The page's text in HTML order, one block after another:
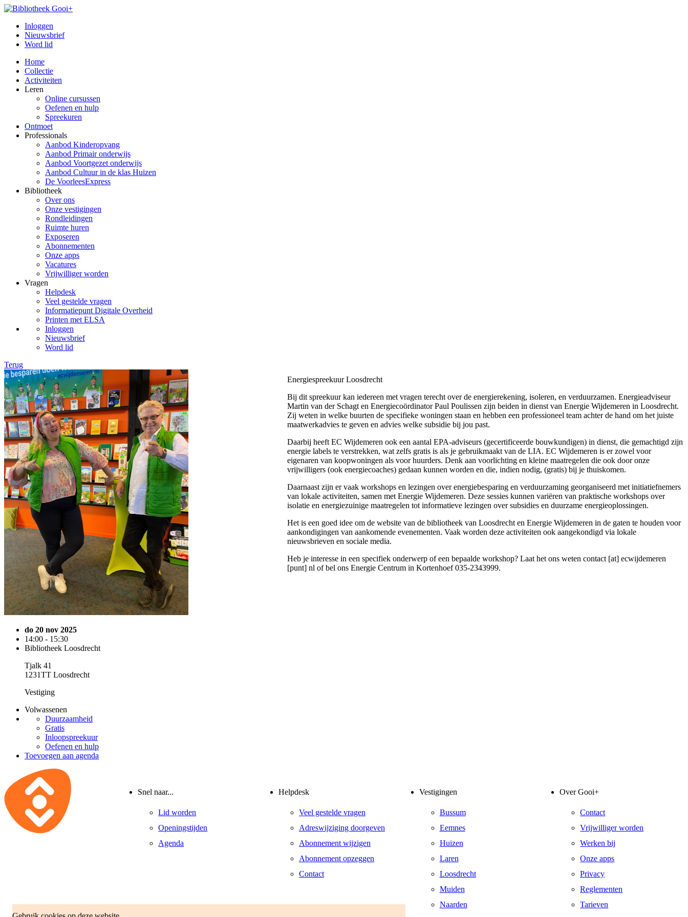
Inloggen
Nieuwsbrief
Word lid
Home
Collectie
Activiteiten
Leren
Online cursussen
Oefenen en hulp
Spreekuren
Ontmoet
Professionals
Aanbod Kinderopvang
Aanbod Primair onderwijs
Aanbod Voortgezet onderwijs
Aanbod Cultuur in de klas Huizen
De VoorleesExpress
Bibliotheek
Over ons
Onze vestigingen
Rondleidingen
Ruimte huren
Exposeren
Abonnementen
Onze apps
Vacatures
Vrijwilliger worden
Vragen
Helpdesk
Veel gestelde vragen
Informatiepunt Digitale Overheid
Printen met ELSA
Inloggen
Nieuwsbrief
Word lid
Terug
do 20 nov 2025
14:00 - 15:30
Bibliotheek Loosdrecht
Tjalk 41
1231TT Loosdrecht
Vestiging
Volwassenen
Duurzaamheid
Gratis
Inloopspreekuur
Oefenen en hulp
Toevoegen aan agenda
Energiespreekuur Loosdrecht
Bij dit spreekuur kan iedereen met vragen terecht over de energierekening, isoleren, en verduurzamen. Energieadviseur
Martin van der Schagt en Energiecoördinator Paul Poulissen zijn beiden in dienst van Energie Wijdemeren in Loosdrecht.
Zij weten in welke buurten de specifieke woningen staan en hebben een professioneel team achter de hand om het juiste
maatwerkadvies te geven en advies welke subsidie bij jou past.
Daarbij heeft EC Wijdemeren ook een aantal EPA-adviseurs (gecertificeerde bouwkundigen) in dienst, die gemachtigd zijn
energie labels te verstrekken, wat zelfs gratis is als je gebruikmaakt van de LIA. EC Wijdemeren is er zowel voor
eigenaren van koopwoningen als voor huurders. Denk aan voorlichting en kleine maatregelen die ook door onze
vrijwilligers (ook energiecoaches) gedaan kunnen worden en die, indien nodig, (gratis) bij je thuiskomen.
Daarnaast zijn er vaak workshops en lezingen over energiebesparing en verduurzaming georganiseerd met initiatiefnemers
van lokale activiteiten, samen met Energie Wijdemeren. Deze sessies kunnen variëren van praktische workshops over
isolatie en energiezuinige maatregelen tot informatieve lezingen over subsidies en duurzame energieoplossingen.
Het is een goed idee om de website van de bibliotheek van Loosdrecht en Energie Wijdemeren in de gaten te houden voor
aankondigingen van aankomende evenementen. Vaak worden deze activiteiten ook aangekondigd via lokale
nieuwsbrieven en sociale media.
Heb je interesse in een specifiek onderwerp of een bepaalde workshop? Laat het ons wetencontact [at] ecwijdemeren
[punt] nl of bel ons Energie Centrum in Kortenhoef 035-2343999.
Snel naar...
Lid worden
Openingstijden
Agenda
Helpdesk
Veel gestelde vragen
Adreswijziging doorgeven
Abonnement wijzigen
Abonnement opzeggen
Contact
Vestigingen
Bussum
Eemnes
Huizen
Laren
Loosdrecht
Muiden
Naarden
Over Gooi+
Contact
Vrijwilliger worden
Werken bij
Onze apps
Privacy
Reglementen
Tarieven